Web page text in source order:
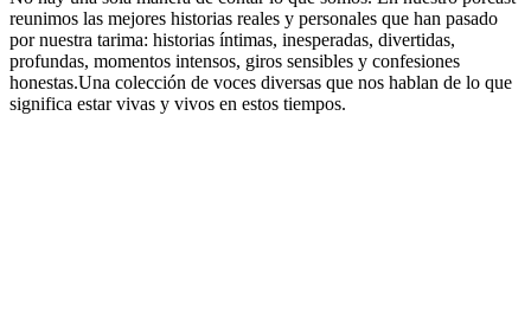
reunimos las mejores historias reales y personales que han pasado
por nuestra tarima: historias íntimas, inesperadas, divertidas,
profundas, momentos intensos, giros sensibles y confesiones
honestas.Una colección de voces diversas que nos hablan de lo que
significa estar vivas y vivos en estos tiempos.